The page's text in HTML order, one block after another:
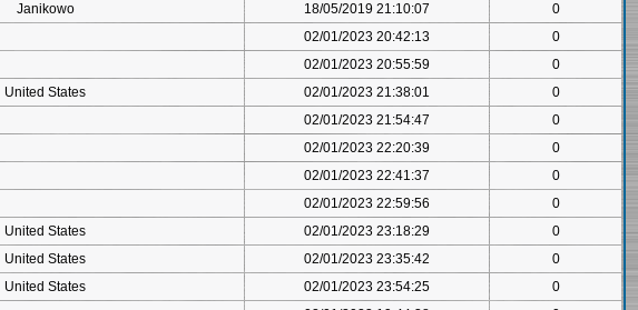
Janikowo 18/05/2019 21:10:07
0
02/01/2023 20:42:13
0
02/01/2023 20:55:59
0
United States 02/01/2023 21:38:01
0
02/01/2023 21:54:47
0
02/01/2023 22:20:39
0
02/01/2023 22:41:37
0
02/01/2023 22:59:56
0
United States 02/01/2023 23:18:29
0
United States 02/01/2023 23:35:42
0
United States 02/01/2023 23:54:25
0